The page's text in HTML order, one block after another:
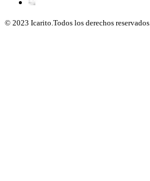
© 2023 Icarito.Todos los derechos reservados.